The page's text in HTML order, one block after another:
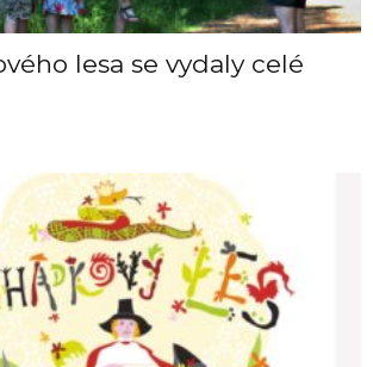
lesa se vydaly celé